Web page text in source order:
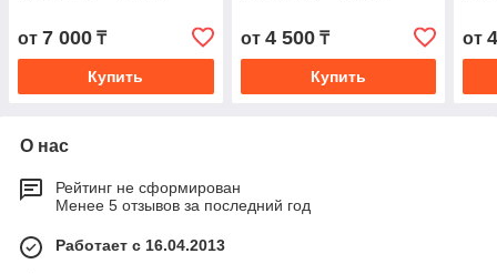
от 7 000 ₸
Купить
от 4 500₸
Купить
от
О нас
Рейтинг не сформирован
Менее 5 отзывов за последний год
Работает с 16.04.2013